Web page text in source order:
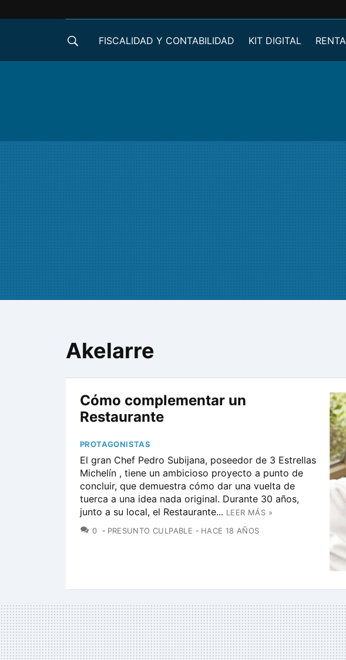
FISCALIDAD Y CONTABILIDAD KIT DIGITAL RENTA
Akelarre
Cómo complementar un
Restaurante
PROTAGONISTAS
El gran Chef Pedro Subijana, poseedor de 3 Estrellas
Michelín , tiene un ambicioso proyecto a punto de
concluir, que demuestra cómo dar una vuelta de
tuerca a una idea nada original. Durante 30 años,
junto a su local, el Restaurante... LEER MÁS »
0 COMENTARIOS
PRESUNTO CULPABLE HACE 18 AÑOS